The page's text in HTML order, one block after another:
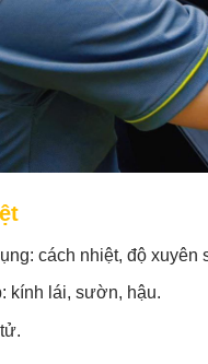
cách nhiệt, độ xuyên
kính lái, sườn, hậu.